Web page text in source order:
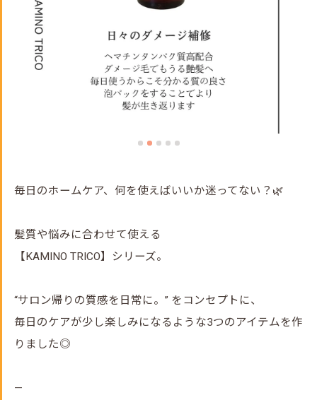
毎日のホームケア、何を使えばいいか迷ってない？🌿
髪質や悩みに合わせて使える
【KAMINO TRICO】シリーズ。
“サロン帰りの質感を日常に。” をコンセプトに、
毎日のケアが少し楽しみになるような3つのアイテムを作
りました◎
—